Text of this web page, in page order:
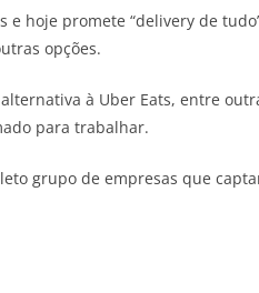
hoje promete “delivery de
opções.
à Uber Eats, entre
para trabalhar.
grupo de empresas que